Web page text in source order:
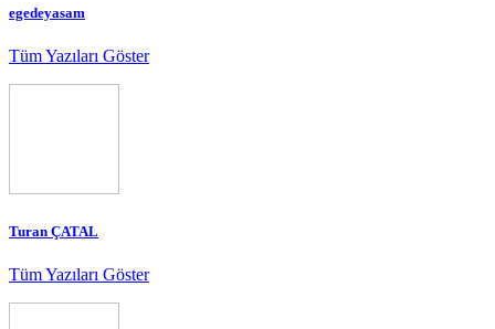
egedeyasam
Tüm Yazıları Göster
Turan ÇATAL
Tüm Yazıları Göster